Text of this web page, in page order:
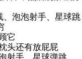
、泡泡射手、星球跳
它
头还有放屁屁